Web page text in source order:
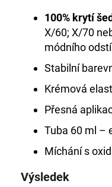
100% krytí
X/60; X/70
módního
Stabilní
Krémová
Přesná
Tuba 60 ml –
Míchání s
Výsledek